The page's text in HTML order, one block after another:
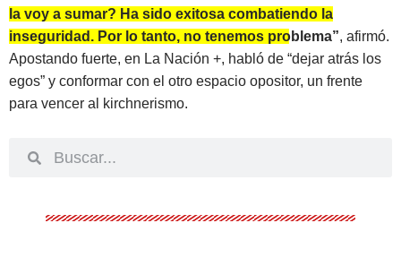
la voy a sumar? Ha sido exitosa combatiendo la
inseguridad. Por lo tanto, no tenemos problema”, afirmó.
Apostando fuerte, en La Nación +, habló de “dejar atrás los
egos” y conformar con el otro espacio opositor, un frente
para vencer al kirchnerismo.